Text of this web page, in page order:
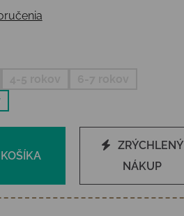
KOŠÍKA
ZRÝCHLENÝ
NÁKUP